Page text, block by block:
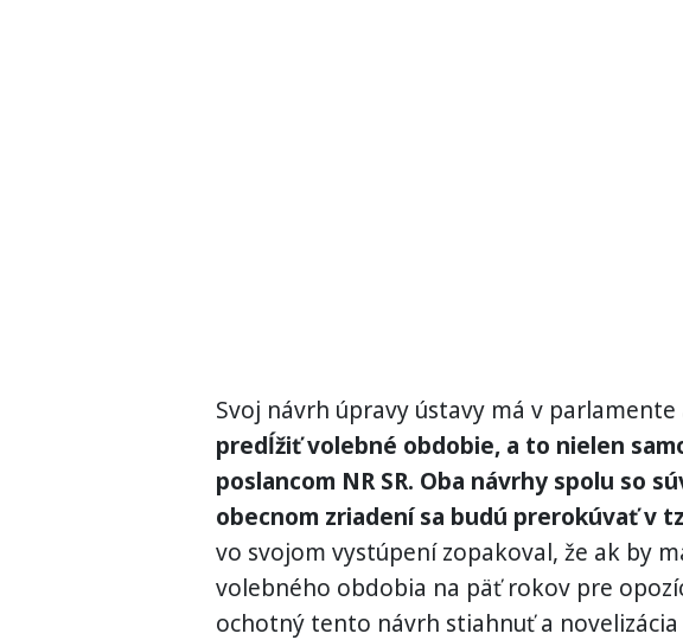
Svoj návrh úpravy ústavy má v parlamente
predĺžiť volebné obdobie, a to nielen
poslancom NR SR. Oba návrhy spolu so
obecnom zriadení sa budú prerokúvať v
vo svojom vystúpení zopakoval, že ak by
volebného obdobia na päť rokov pre
ochotný tento návrh stiahnuť a